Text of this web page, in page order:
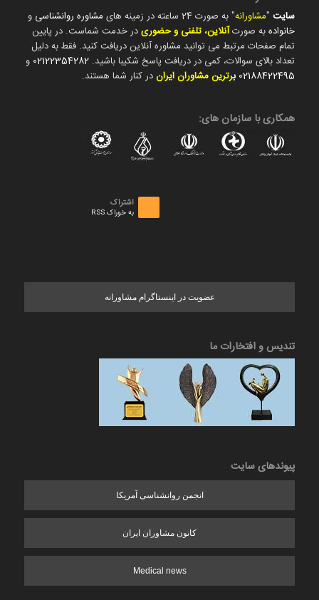
سایت"مشاورانه" به صورت 24 ساعته در زمینه های مشاوره روانشناسی و
خانوادهبه صورتآنلاین، تلفنی و حضوریدر خدمت شماست. در پایین
تمام صفحات مرتبط می توانید مشاوره آنلاین دریافت کنید. فقط به دلیل
تعداد بالای سوالات، کمی در دریافت پاسخ شکیبا باشید. 02122354282 و
02188422495 برترین مشاوران ایراندر کنار شما هستند.
همکاری با سازمان های:
اشتراک
به خوراک RSS
عضویت در اینستاگرام مشاورانه
تندیس و افتخارات ما
پیوندهای سایت
انجمن روانشناسی آمریکا
کانون مشاوران ایران
Medical news